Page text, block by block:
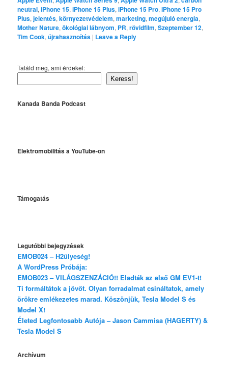
neutral,iPhone 15,iPhone 15 Plus,iPhone 15 Pro,iPhone 15 Pro
Plus,jelentés,környezetvédelem,marketing,megújuló energia,
Mother Nature,ökológiai lábnyom, PR,rövidfilm,Szeptember 12,
Tim Cook,újrahasznoítás | Leave a Reply
Találd meg, ami érdekel:
Keress!
Kanada Banda Podcast
Elektromobilitás a YouTube-on
Támogatás
Legutóbbi bejegyzések
EMOB024 – H2ülyeség!
A WordPress Próbája:
EMOB023 – VILÁGSZENZÁCIÓ!! Eladták az első GM EV1-t!
Ti formáltátok a jövőt. Olyan forradalmat csináltatok, amely
örökre emlékezetes marad. Köszönjük, Tesla Model S és
Model X!
Életed Legfontosabb Autója – Jason Cammisa (HAGERTY) &
Tesla Model S
Archívum